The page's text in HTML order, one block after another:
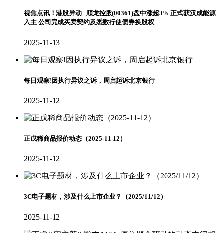
视焦点讯！港股异动 | 顺龙控股(00361)盘中涨超3% 正式获汉成能源
入主 公司完成买卖契约及悉数行使债券换股权
2025-11-13
每日观察!因执行异议之诉，周启起诉北京银行
2025-11-12
正戊稀商品报价动态（2025-11-12）
2025-11-12
3C电子题材，涉及什么上市企业？（2025/11/12）
2025-11-12